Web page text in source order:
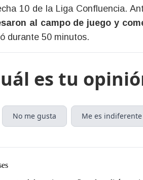
10 de la Liga Confluencia.
al campo de juego y
durante 50 minutos.
es tu
No me gusta Me es indiferente